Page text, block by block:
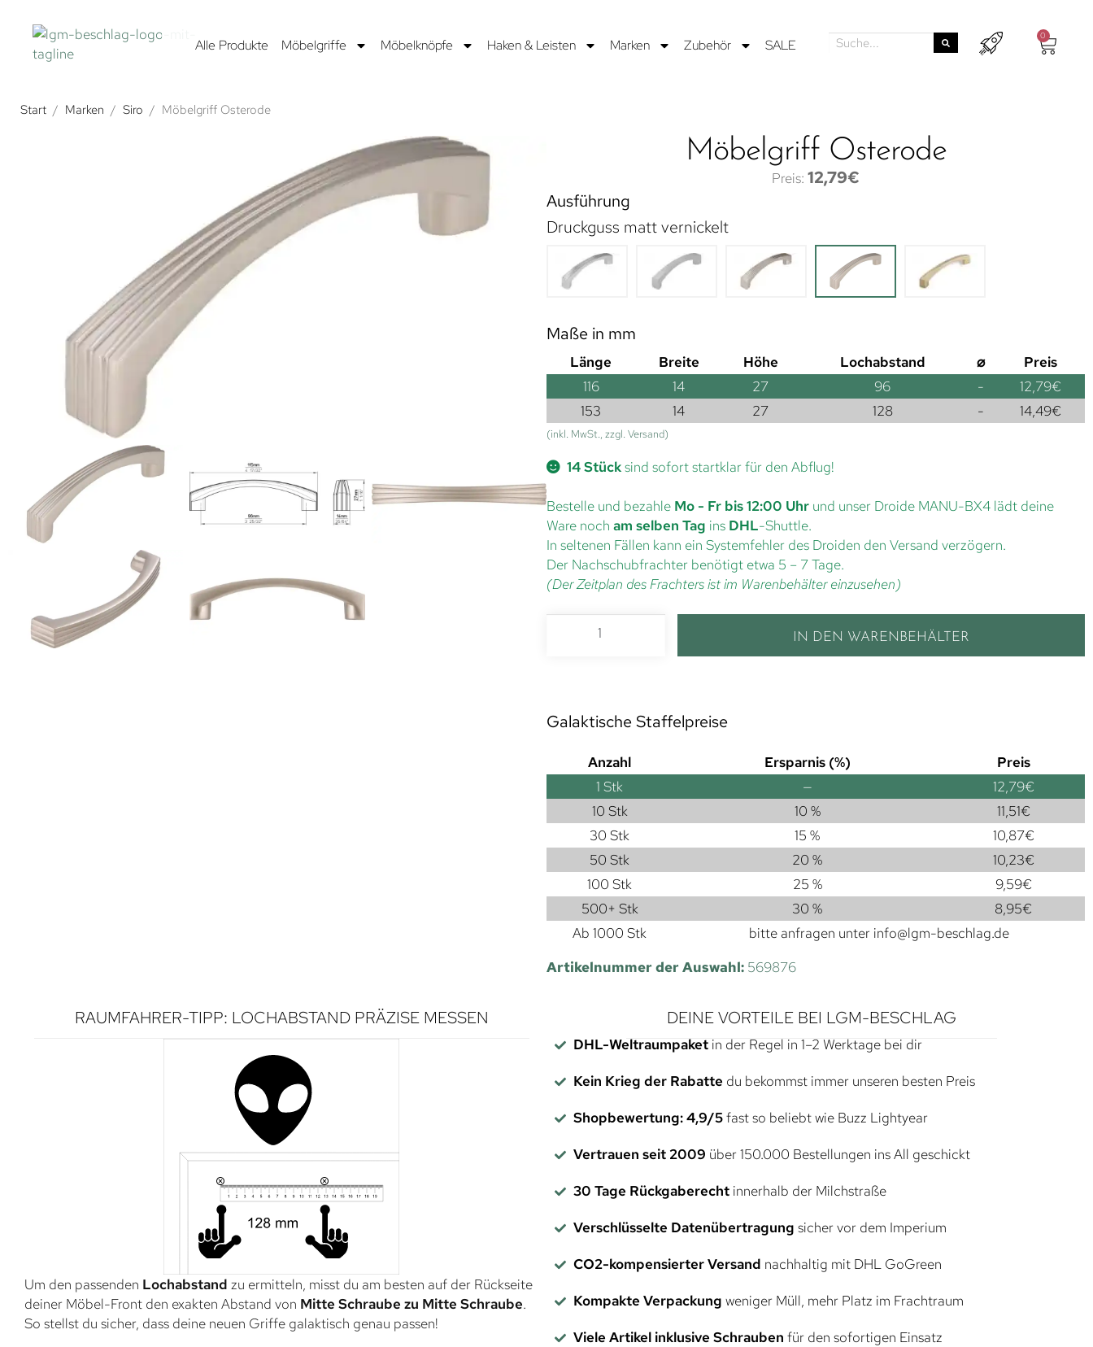
Alle Produkte Möbelgriffe Möbelknöpfe Haken & Leisten Marken Zubehör SALE
0
Start / Marken / Siro / Möbelgriff Osterode
Möbelgriff Osterode
12,79€
Ausführung
Druckguss matt vernickelt
Maße in mm
Länge Breite Höhe Lochabstand ⌀
Preis
116
14 27 96 - 12,79€
153
14 27 128 - 14,49€
(inkl. MwSt., zzgl. Versand)
14 Stücksind sofort startklar für den Abflug!
Bestelle und bezahle Mo - Fr bis 12:00 Uhr und unser Droide MANU-BX4 lädt deine
Ware noch am selben Tag ins DHL-Shuttle.
In seltenen Fällen kann ein Systemfehler des Droiden den Versand verzögern.
Der Nachschubfrachter benötigt etwa 5 – 7 Tage.
(Der Zeitplan des Frachters ist im Warenbehälter einzusehen)
IN DEN WARENBEHÄLTER
Galaktische Staffelpreise
Anzahl Ersparnis (%)
Preis
1 Stk — 12,79€
10 Stk
10 % 11,51€
30 Stk
15 % 10,87€
50 Stk
20 % 10,23€
100 Stk
25 % 9,59€
500+ Stk
30 % 8,95€
Ab 1000 Stk
bitte anfragen unter info@lgm-beschlag.de
Artikelnummer der Auswahl: 569876
RAUMFAHRER-TIPP: LOCHABSTAND PRÄZISE MESSEN
Um den passenden Lochabstand zu ermitteln, misst du am besten auf der Rückseite
deiner Möbel-Front den exakten Abstand von Mitte Schraube zu Mitte Schraube.
So stellst du sicher, dass deine neuen Griffe galaktisch genau passen!
DEINE VORTEILE BEI LGM-BESCHLAG
DHL-Weltraumpaketin der Regel in 1–2 Werktage bei dir
Kein Krieg der Rabatte du bekommst immer unseren besten Preis
Shopbewertung: 4,9/5fast so beliebt wie Buzz Lightyear
Vertrauen seit 2009 über 150.000 Bestellungen ins All geschickt
30 Tage Rückgaberechtinnerhalb der Milchstraße
Verschlüsselte Datenübertragung sicher vor dem Imperium
CO2-kompensierter Versand nachhaltig mit DHL GoGreen
Kompakte Verpackung weniger Müll, mehr Platz im Frachtraum
Viele Artikel inklusive Schrauben für den sofortigen Einsatz